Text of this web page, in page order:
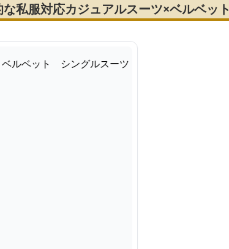
私服対応カジュアルスーツ×ベルベッ